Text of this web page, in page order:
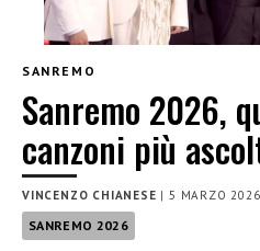
SANREMO
Sanremo 2026,
canzoni più
VINCENZO CHIANESE | 5 MARZO 2026
SANREMO 2026